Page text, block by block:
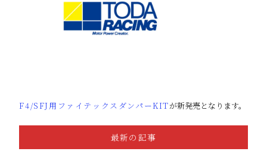
F4/SFJ用ファイテックスダンパーKITが新発売となります。
最新の記事